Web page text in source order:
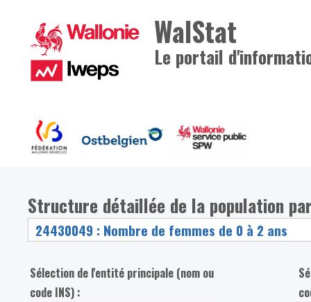
WalStat
Le portail
Structure détaillée de la population
Sélection de l'entité principale (nom ou
code INS) :